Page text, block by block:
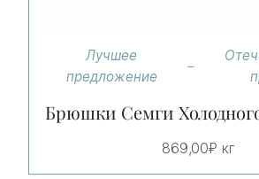
Лучшее
предложение
Брюшки Семги
869,00₽ кг